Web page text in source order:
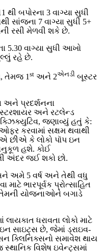
થી બપોરના 3 વાગ્યા સુધી
સાંજના 7 વાગ્યા સુધી 5+
રસી મેળવી શકે છે.
5.30 વાગ્યા સુધી આખો
રહે છે.
તેમજ 1 st અને 2એનડી બૂસ્ટર
અને પ્રદર્શનના
અને રટલેન્ડ
જણાવ્યું હતું કે:
કરવામાં સક્ષમ થવાથી
કે લોકો પૉપ ઇન
હશે. કોઈ
અંદર જઈ શકો છો.
અને અમે 5 વર્ષ અને તેથી વધુ
માટે ભારપૂર્વક પ્રોત્સાહિત
તેમની યોજનાઓને બગાડે
ધરાવતા લોકો માટે
સાઇટ્સ છે, જેમાં ડ્રાઇવ-
ક્લિનિક્સનો સમાવેશ થાય
વિશેષ ઇવેન્ટ્સમાં